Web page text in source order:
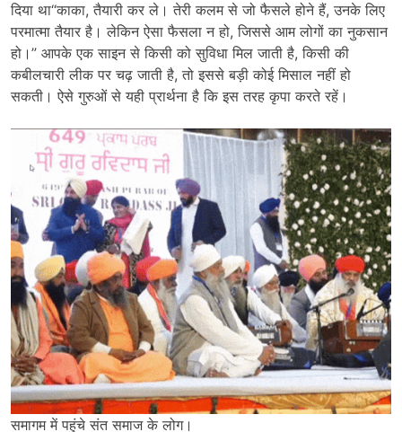
दिया था“काका, तैयारी कर ले। तेरी कलम से जो फैसले होने हैं, उनके लिए
परमात्मा तैयार है। लेकिन ऐसा फैसला न हो, जिससे आम लोगों का नुकसान
हो।” आपके एक साइन से किसी को सुविधा मिल जाती है, किसी की
कबीलचारी लीक पर चढ़ जाती है, तो इससे बड़ी कोई मिसाल नहीं हो
सकती। ऐसे गुरुओं से यही प्रार्थना है कि इस तरह कृपा करते रहें।
समागम में पहुंचे संत समाज के लोग।